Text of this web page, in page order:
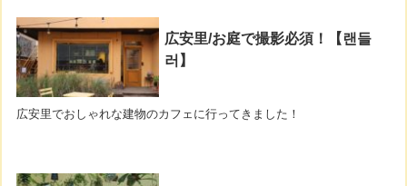
広安里/お庭で撮影必須！【랜들
러】
広安里でおしゃれな建物のカフェに行ってきました！